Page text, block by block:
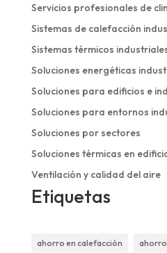
Servicios profesionales de
Sistemas de calefacción
Sistemas térmicos
Soluciones energéticas
Soluciones para edificios e
Soluciones para entornos
Soluciones por sectores
Soluciones térmicas en
Ventilación y calidad del aire
Etiquetas
ahorro en calefacción